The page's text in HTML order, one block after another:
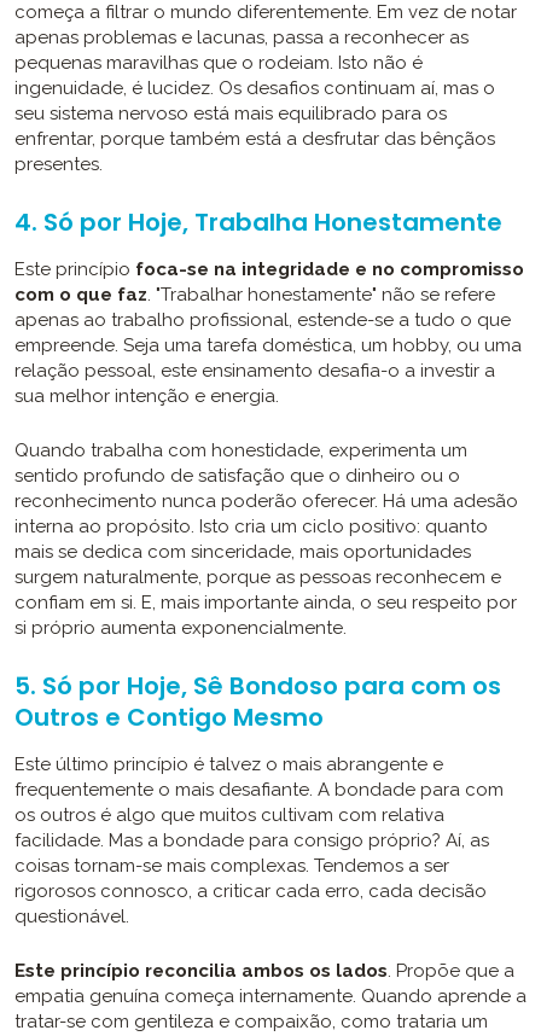
começa a filtrar o mundo diferentemente. Em vez de notar
apenas problemas e lacunas, passa a reconhecer as
pequenas maravilhas que o rodeiam. Isto não é
ingenuidade, é lucidez. Os desafios continuam aí, mas o
seu sistema nervoso está mais equilibrado para os
enfrentar, porque também está a desfrutar das bênçãos
presentes.
4. Só por Hoje, Trabalha Honestamente
Este princípio foca-se na integridade e no compromisso
com o que faz. "Trabalhar honestamente" não se refere
apenas ao trabalho profissional, estende-se a tudo o que
empreende. Seja uma tarefa doméstica, um hobby, ou uma
relação pessoal, este ensinamento desafia-o a investir a
sua melhor intenção e energia.
Quando trabalha com honestidade, experimenta um
sentido profundo de satisfação que o dinheiro ou o
reconhecimento nunca poderão oferecer. Há uma adesão
interna ao propósito. Isto cria um ciclo positivo: quanto
mais se dedica com sinceridade, mais oportunidades
surgem naturalmente, porque as pessoas reconhecem e
confiam em si. E, mais importante ainda, o seu respeito por
si próprio aumenta exponencialmente.
5. Só por Hoje, Sê Bondoso para com os
Outros e Contigo Mesmo
Este último princípio é talvez o mais abrangente e
frequentemente o mais desafiante. A bondade para com
os outros é algo que muitos cultivam com relativa
facilidade. Mas a bondade para consigo próprio? Aí, as
coisas tornam-se mais complexas. Tendemos a ser
rigorosos connosco, a criticar cada erro, cada decisão
questionável.
Este princípio reconcilia ambos os lados. Propõe que a
empatia genuína começa internamente. Quando aprende a
tratar-se com gentileza e compaixão, como trataria um